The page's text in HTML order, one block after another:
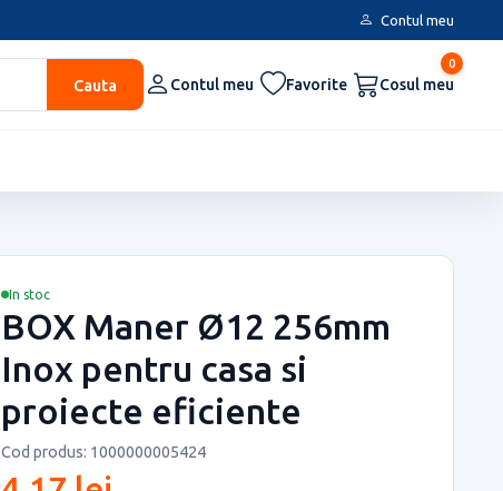
Contul meu
Cauta Contul meu Favorite
0
Cosul meu
In stoc
BOX Maner Ø12 256mm
Inox pentru casa si
proiecte eficiente
Cod produs: 1000000005424